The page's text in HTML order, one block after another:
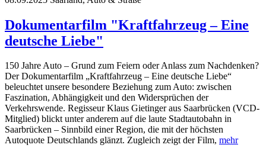
Dokumentarfilm "Kraftfahrzeug – Eine
deutsche Liebe"
150 Jahre Auto – Grund zum Feiern oder Anlass zum Nachdenken?
Der Dokumentarfilm „Kraftfahrzeug – Eine deutsche Liebe“
beleuchtet unsere besondere Beziehung zum Auto: zwischen
Faszination, Abhängigkeit und den Widersprüchen der
Verkehrswende. Regisseur Klaus Gietinger aus Saarbrücken (VCD-
Mitglied) blickt unter anderem auf die laute Stadtautobahn in
Saarbrücken – Sinnbild einer Region, die mit der höchsten
Autoquote Deutschlands glänzt. Zugleich zeigt der Film, mehr